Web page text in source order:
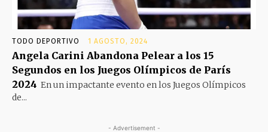
TODO DEPORTIVO 1 AGOSTO, 2024
Angela Carini Abandona Pelear a los 15
Segundos en los Juegos Olímpicos de París
2024 En un impactante evento en los Juegos Olímpicos
de...
- Advertisement -